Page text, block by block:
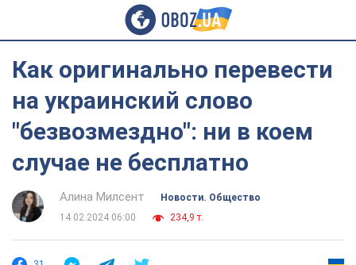
Как оригинально перевести
на украинский слово
"безвозмездно": ни в коем
случае не бесплатно
Алина Милсент
Новости. Общество
14.02.2024 06:00
234,9 т.